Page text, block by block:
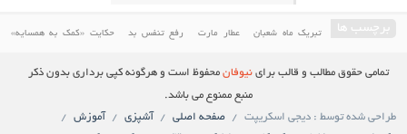
برچسب ها تبریک ماه شعبان عطار مارت رفع تنفس بد حکایت «کمک به همسایه»
معرفی کاخ مروارید یکی از باارزش ترین کاخ های
ایران دانلود فیلم ایرانی جدید کیک ریواس کیک
تمامی حقوق مطالب و قالب برای نیوفانمحفوظ است و هرگونه کپی برداری بدون ذکر
منبع ممنوع می باشد.
طراحی شده توسط : دیجی اسکریپت
صفحه اصلی آشپزی
آموزش